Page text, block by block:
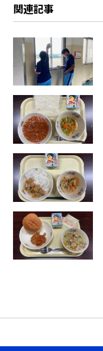
関連記事